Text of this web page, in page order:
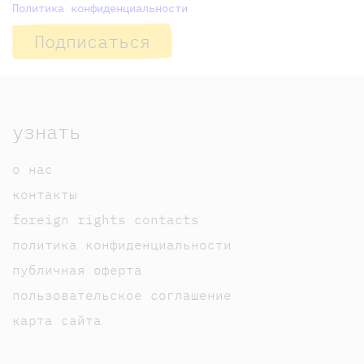
Политика конфиденциальности
Подписаться
узнать
о нас
контакты
foreign rights contacts
политика конфиденциальности
публичная оферта
пользовательское соглашение
карта сайта